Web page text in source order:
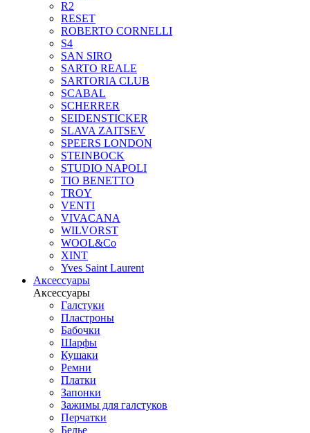
R2
RESET
ROBERTO CORNELLI
S4
SAN SIRO
SARTO REALE
SARTORIA CLUB
SCABAL
SCHERRER
SEIDENSTICKER
SLAVA ZAITSEV
SPEERS LONDON
STEINBOCK
STUDIO NAPOLI
TIO BENETTO
TROY
VENTI
VIVACANA
WILVORST
WOOL&Co
XINT
Yves Saint Laurent
Аксессуары
Аксессуары
Галстуки
Пластроны
Бабочки
Шарфы
Кушаки
Ремни
Платки
Запонки
Зажимы для галстуков
Перчатки
Белье